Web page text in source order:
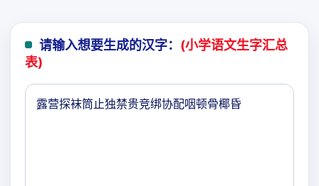
请输入想要生成的汉字： (小学语文生字汇总
表)